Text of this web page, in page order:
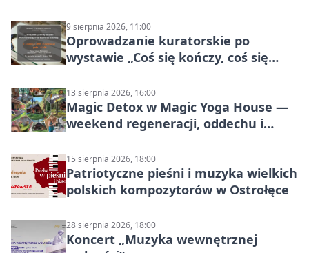
9 sierpnia 2026, 11:00
Oprowadzanie kuratorskie po
wystawie „Coś się kończy, coś się
Mazowsza do Korony”
13 sierpnia 2026, 16:00
Magic Detox w Magic Yoga House —
weekend regeneracji, oddechu i
15 sierpnia 2026, 18:00
Patriotyczne pieśni i muzyka wielkich
polskich kompozytorów w Ostrołęce
28 sierpnia 2026, 18:00
Koncert „Muzyka wewnętrznej